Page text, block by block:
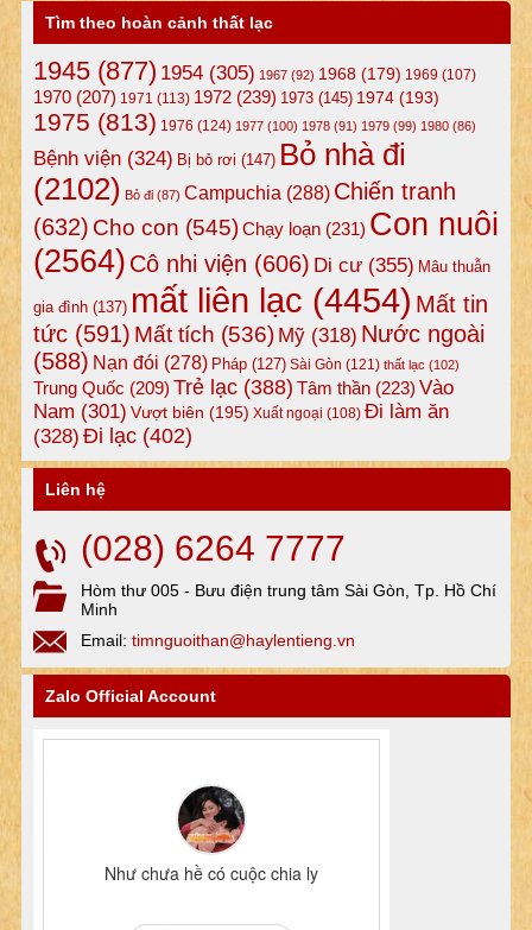
Tìm theo hoàn cảnh thất lạc
1945(877) 1954(305) 1967(92) 1968(179) 1969 (107)
1970(207) 1971 (113) 1972(239) 1973(145) 1974(193)
1975 (813) 1976 (124) 1977(100) 1978(91) 1979(99) 1980(86)
Bệnh viện(324) Bị bỏ rơi (147) Bỏ nhà đi
(2102) Bỏ đi(87) Campuchia (288) Chiến tranh
(632) Cho con (545)Chạy loạn(231) Con nuôi
(2564) Cô nhi viện (606) Di cư(355) Mâu thuẫn
gia đình(137) mất liên lạc (4454) Mất tin
tức(591) Mất tích (536) Mỹ(318) Nước ngoài
(588) Nạn đói (278) Pháp(127) Sài Gòn (121) thất lạc (102)
Trung Quốc (209) Trẻ lạc(388) Tâm thần(223) Vào
Nam (301) Vượt biên (195) Xuất ngoại (108) Đi làm ăn
(328) Đi lạc(402)
Liên hệ
(028) 6264 7777
Hòm thư 005 - Bưu điện trung tâm Sài Gòn, Tp. Hồ Chí
Minh
Email: timnguoithan@haylentieng.vn
Zalo Official Account